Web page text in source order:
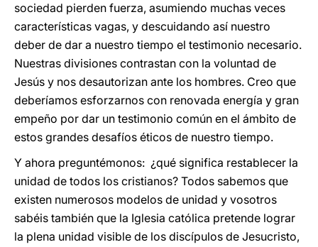
sociedad pierden fuerza, asumiendo muchas veces
características vagas, y descuidando así nuestro
deber de dar a nuestro tiempo el testimonio necesario.
Nuestras divisiones contrastan con la voluntad de
Jesús y nos desautorizan ante los hombres. Creo que
deberíamos esforzarnos con renovada energía y gran
empeño por dar un testimonio común en el ámbito de
estos grandes desafíos éticos de nuestro tiempo.
Y ahora preguntémonos: ¿qué significa restablecer la
unidad de todos los cristianos? Todos sabemos que
existen numerosos modelos de unidad y vosotros
sabéis también que la Iglesia católica pretende lograr
la plena unidad visible de los discípulos de Jesucristo,